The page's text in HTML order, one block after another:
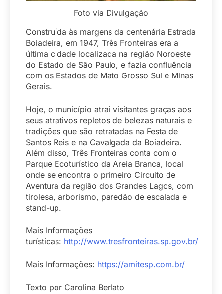
Foto via Divulgação
Construída às margens da centenária Estrada
Boiadeira, em 1947, Três Fronteiras era a
última cidade localizada na região Noroeste
do Estado de São Paulo, e fazia confluência
com os Estados de Mato Grosso Sul e Minas
Gerais.
Hoje, o município atrai visitantes graças aos
seus atrativos repletos de belezas naturais e
tradições que são retratadas na Festa de
Santos Reis e na Cavalgada da Boiadeira.
Além disso, Três Fronteiras conta com o
Parque Ecoturístico da Areia Branca, local
onde se encontra o primeiro Circuito de
Aventura da região dos Grandes Lagos, com
tirolesa, arborismo, paredão de escalada e
stand-up.
Mais Informações
turísticas: http://www.tresfronteiras.sp.gov.br/
Mais Informações: https://amitesp.com.br/
Texto por Carolina Berlato